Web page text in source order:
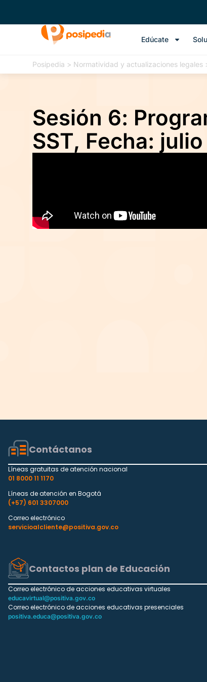
Edúcate
Posipedia > Normatividad y actualizaciones legales
Sesión 6:
SST, Fecha:
Contáctanos
Líneas gratuitas de atención nacional
01 8000 11 1170
Líneas de atención en Bogotá
(+57) 601 3307000
Correo electrónico
servicioalcliente@positiva.gov.co
Contactos plan de Educación
Correo electrónico de acciones educativas virtuales
educavirtual@positiva.gov.co
Correo electrónico de acciones educativas presenciales
positiva.educa@positiva.gov.co